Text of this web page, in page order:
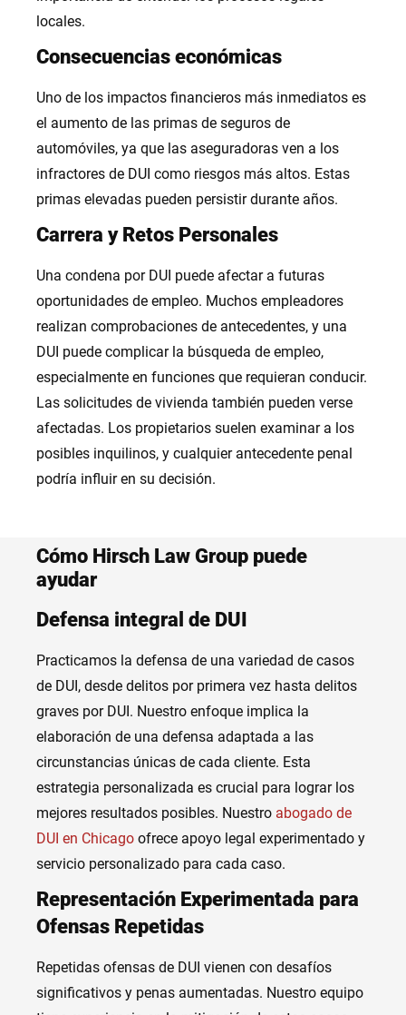
locales.
Consecuencias económicas
Uno de los impactos financieros más inmediatos es
el aumento de las primas de seguros de
automóviles, ya que las aseguradoras ven a los
infractores de DUI como riesgos más altos. Estas
primas elevadas pueden persistir durante años.
Carrera y Retos Personales
Una condena por DUI puede afectar a futuras
oportunidades de empleo. Muchos empleadores
realizan comprobaciones de antecedentes, y una
DUI puede complicar la búsqueda de empleo,
especialmente en funciones que requieran conducir.
Las solicitudes de vivienda también pueden verse
afectadas. Los propietarios suelen examinar a los
posibles inquilinos, y cualquier antecedente penal
podría influir en su decisión.
Cómo Hirsch Law Group puede
ayudar
Defensa integral de DUI
Practicamos la defensa de una variedad de casos
de DUI, desde delitos por primera vez hasta delitos
graves por DUI. Nuestro enfoque implica la
elaboración de una defensa adaptada a las
circunstancias únicas de cada cliente. Esta
estrategia personalizada es crucial para lograr los
mejores resultados posibles. Nuestro abogado de
DUI en Chicago ofrece apoyo legal experimentado y
servicio personalizado para cada caso.
Representación Experimentada para
Ofensas Repetidas
Repetidas ofensas de DUI vienen con desafíos
significativos y penas aumentadas. Nuestro equipo